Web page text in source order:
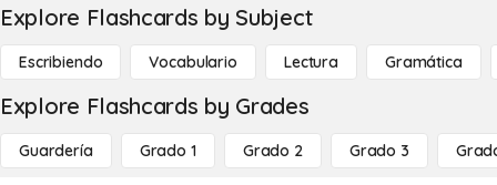
Explore Flashcards by Subject
Escribiendo Vocabulario Lectura Gramática
Explore Flashcards by Grades
Guardería Grado 1 Grado 2 Grado 3